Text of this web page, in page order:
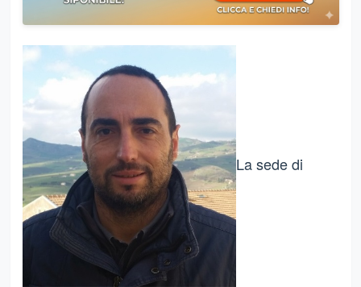
La sede di